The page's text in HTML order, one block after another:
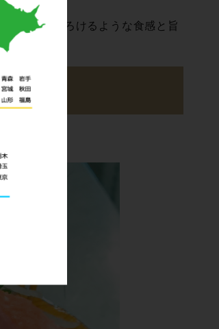
く炙り、とろけるような食感と旨